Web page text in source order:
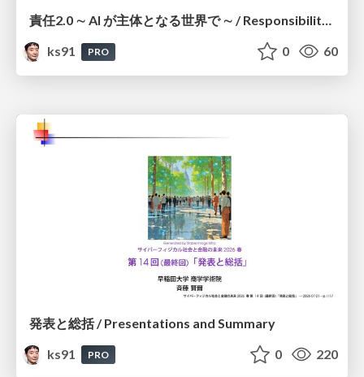
責任2.0 ∼ AI が主体となる世界で ∼ / Responsibility 2.0: In a World Where AI Takes Responsibilities
ks91
PRO 0 60
発表と総括 / Presentations and Summary
ks91
PRO 0 220